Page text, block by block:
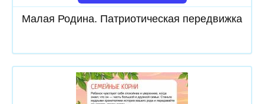
Малая Родина. Патриотическая передвижка